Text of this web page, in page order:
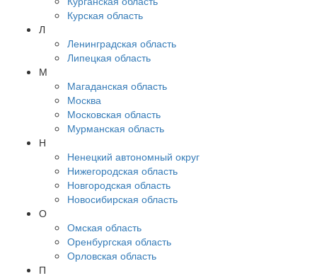
Курская область
Л
Ленинградская область
Липецкая область
М
Магаданская область
Москва
Московская область
Мурманская область
Н
Ненецкий автономный округ
Нижегородская область
Новгородская область
Новосибирская область
О
Омская область
Оренбургская область
Орловская область
П